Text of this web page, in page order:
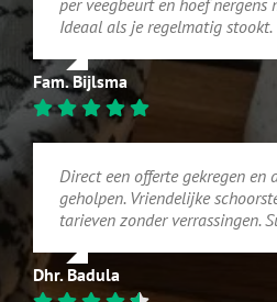
per veegbeurt en hoef nergens
Ideaal als je regelmatig stookt.
Fam. Bijlsma
Direct een offerte gekregen en
geholpen. Vriendelijke
tarieven zonder verrassingen.
Dhr. Badula